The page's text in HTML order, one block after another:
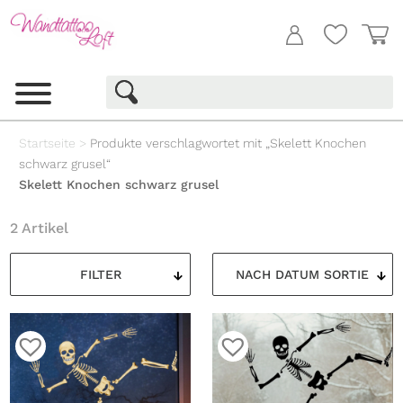
Startseite > Produkte verschlagwortet mit „Skelett Knochen
schwarz grusel“
Skelett Knochen schwarz grusel
FILTER
2 Artikel